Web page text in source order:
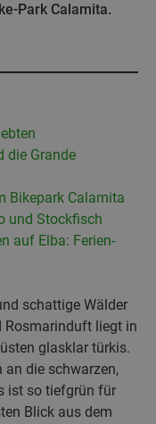
Park Calamita.
die Grande
Bikepark Calamita
und Stockfisch
auf Elba: Ferien-
schattige Wälder
Rosmarinduft liegt in
glasklar türkis.
an die schwarzen,
ist so tiefgrün für
Blick aus dem